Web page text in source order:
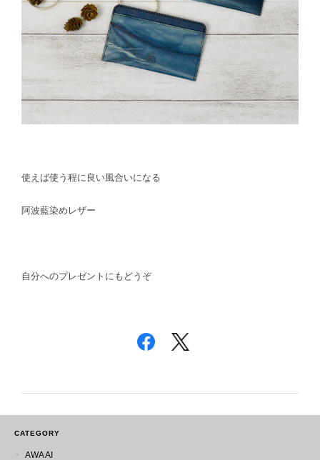
使えば使う程に良い風合いになる
阿波藍染めレザー
自分へのプレゼントにもどうぞ
CATEGORY
AWA AI